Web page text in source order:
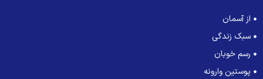
از آسمان
سبک زندگی
رسم خوبان
پوستین وارونه